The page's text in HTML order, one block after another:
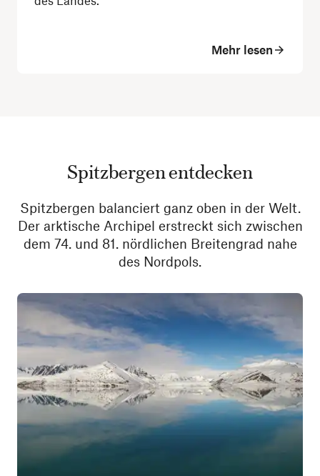
Mehr lesen
Spitzbergen entdecken
Spitzbergen balanciert ganz oben in der Welt.
Der arktische Archipel erstreckt sich zwischen
dem 74. und 81. nördlichen Breitengrad nahe
des Nordpols.